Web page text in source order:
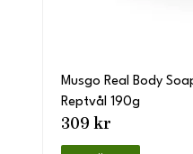
Musgo Real Body
Reptvål 190g
309 kr